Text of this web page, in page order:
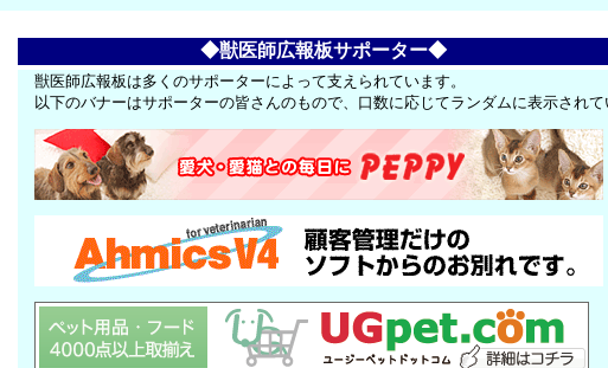
◆獣医師広報板サポーター◆
獣医師広報板は多くのサポーターによって支えられています。
以下のバナーはサポーターの皆さんのもので、口数に応じてランダムに表示され